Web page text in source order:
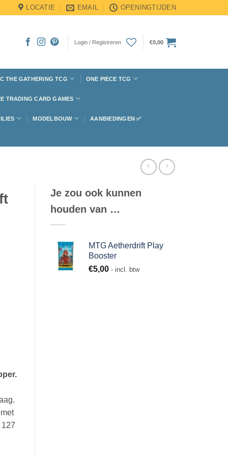
LOCATIE EMAIL OPENINGTIJDEN
Login / Registreren €0,00
THE GATHERING TCG ONE PIECE TCG
TRADING CARD GAMES
MODELBOUW AANBIEDINGEN ✅
Je zou ook kunnen
houden van …
MTG Aetherdrift Play
Booster
€5,00 - incl. btw